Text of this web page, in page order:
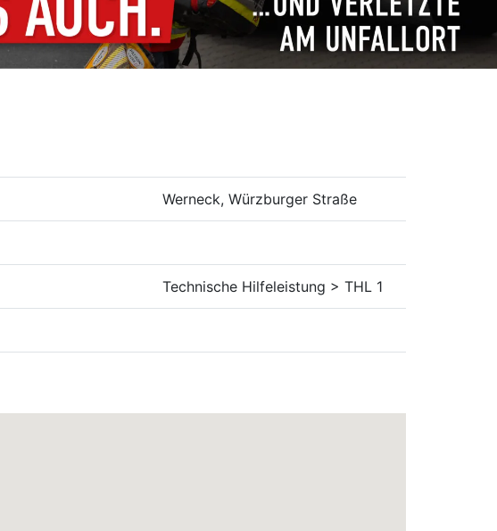
Werneck, Würzburger Straße
Technische Hilfeleistung > THL 1